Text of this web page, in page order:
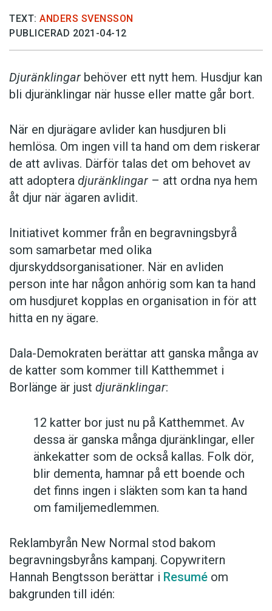
TEXT: ANDERS SVENSSON
PUBLICERAD 2021-04-12
Djuränklingar behöver ett nytt hem. Husdjur kan
bli djuränklingar när husse eller matte går bort.
När en djurägare avlider kan husdjuren bli
hemlösa. Om ingen vill ta hand om dem riskerar
de att avlivas. Därför talas det om behovet av
att adoptera djuränklingar – att ordna nya hem
åt djur när ägaren avlidit.
Initiativet kommer från en begravningsbyrå
som samarbetar med olika
djurskyddsorganisationer. När en avliden
person inte har någon anhörig som kan ta hand
om husdjuret kopplas en organisation in för att
hitta en ny ägare.
Dala-Demokraten berättar att ganska många av
de katter som kommer till Katthemmet i
Borlänge är just djuränklingar:
12 katter bor just nu på Katthemmet. Av
dessa är ganska många djuränklingar, eller
änkekatter som de också kallas. Folk dör,
blir dementa, hamnar på ett boende och
det finns ingen i släkten som kan ta hand
om familjemedlemmen.
Reklambyrån New Normal stod bakom
begravningsbyråns kampanj. Copywritern
Hannah Bengtsson berättar i Resumé om
bakgrunden till idén: